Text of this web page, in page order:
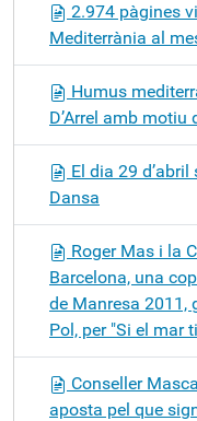
2.974 pàgines
Mediterrània al
Humus
D’Arrel amb
El dia 29
Dansa
Roger Mas i la
Barcelona, una
de Manresa 2011,
Pol, per "Si el mar
Conseller
aposta pel que